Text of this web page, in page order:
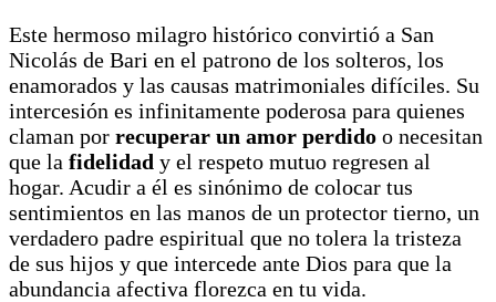
Este hermoso milagro histórico convirtió a San
Nicolás de Bari en el patrono de los solteros, los
enamorados y las causas matrimoniales difíciles. Su
intercesión es infinitamente poderosa para quienes
claman por recuperar un amor perdido o necesitan
que la fidelidad y el respeto mutuo regresen al
hogar. Acudir a él es sinónimo de colocar tus
sentimientos en las manos de un protector tierno, un
verdadero padre espiritual que no tolera la tristeza
de sus hijos y que intercede ante Dios para que la
abundancia afectiva florezca en tu vida.